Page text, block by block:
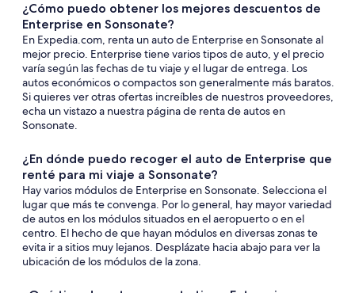
¿Cómo puedo obtener los mejores descuentos de
Enterprise en Sonsonate?
En Expedia.com, renta un auto de Enterprise en Sonsonate al
mejor precio. Enterprise tiene varios tipos de auto, y el precio
varía según las fechas de tu viaje y el lugar de entrega. Los
autos económicos o compactos son generalmente más baratos.
Si quieres ver otras ofertas increíbles de nuestros proveedores,
echa un vistazo a nuestra página de renta de autos en
Sonsonate.
¿En dónde puedo recoger el auto de Enterprise que
renté para mi viaje a Sonsonate?
Hay varios módulos de Enterprise en Sonsonate. Selecciona el
lugar que más te convenga. Por lo general, hay mayor variedad
de autos en los módulos situados en el aeropuerto o en el
centro. El hecho de que hayan módulos en diversas zonas te
evita ir a sitios muy lejanos. Desplázate hacia abajo para ver la
ubicación de los módulos de la zona.